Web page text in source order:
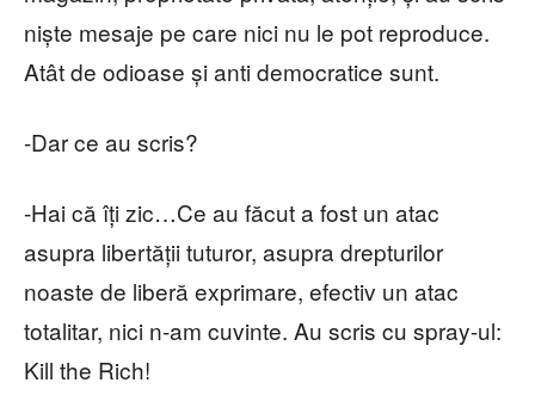
niște mesaje pe care nici nu le pot reproduce.
Atât de odioase și anti democratice sunt.
-Dar ce au scris?
-Hai că îți zic…Ce au făcut a fost un atac
asupra libertății tuturor, asupra drepturilor
noaste de liberă exprimare, efectiv un atac
totalitar, nici n-am cuvinte. Au scris cu spray-ul:
Kill the Rich!